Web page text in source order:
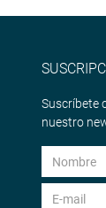
Suscríbete
nuestro